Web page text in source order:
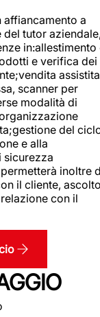
affiancamento a
del tutor
in:allestimento
e verifica dei
assistita
scanner per
modalità di
del
e alla
sicurezza
inoltre
il cliente,
con il